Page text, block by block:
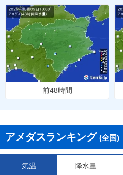
前48時間
アメダスランキング (全国)
気温 降水量